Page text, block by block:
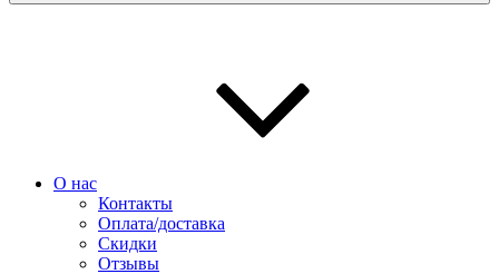
О нас
Контакты
Оплата/доставка
Скидки
Отзывы